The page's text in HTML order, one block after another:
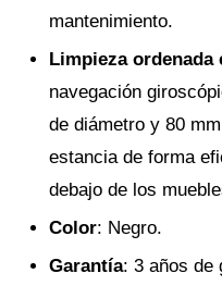
mantenimiento.
Limpieza ordenada
navegación
de diámetro y 80
estancia de forma
debajo de los
Color: Negro.
Garantía: 3 años de